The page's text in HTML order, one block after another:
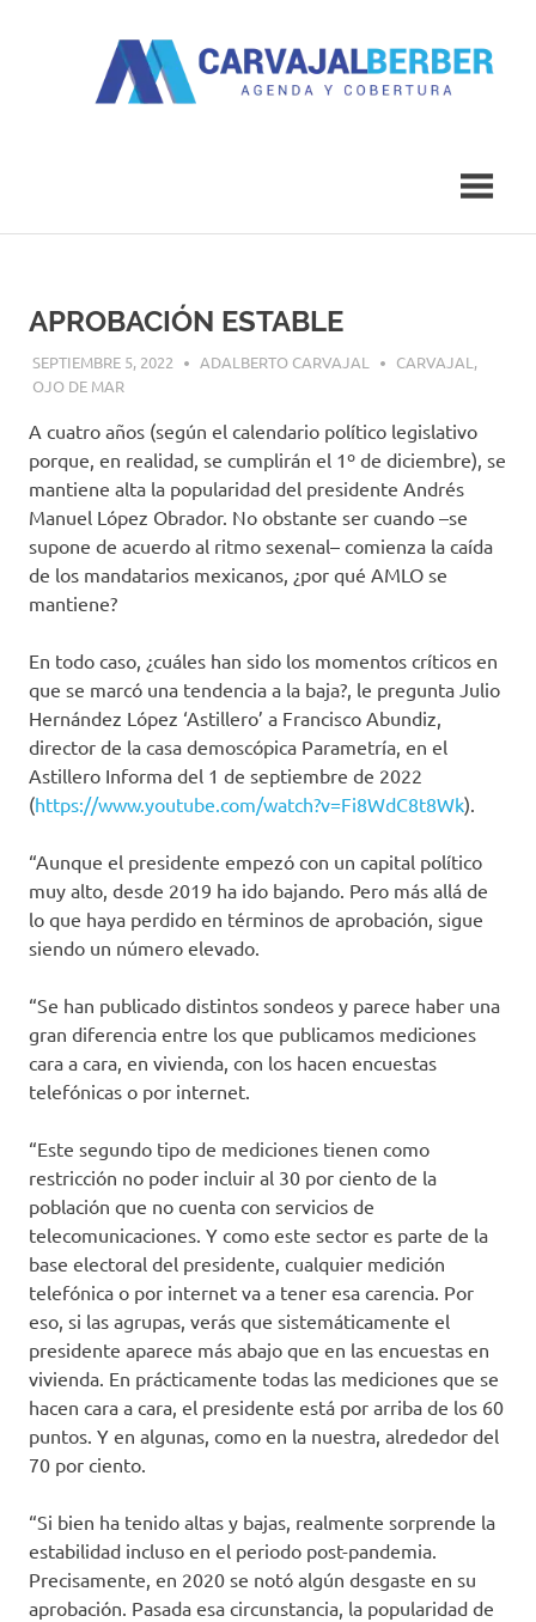
APROBACIÓN ESTABLE
SEPTIEMBRE 5, 2022 ADALBERTO CARVAJAL CARVAJAL ,
OJO DE MAR
A cuatro años (según el calendario político legislativo
porque, en realidad, se cumplirán el 1º de diciembre), se
mantiene alta la popularidad del presidente Andrés
Manuel López Obrador. No obstante ser cuando –se
supone de acuerdo al ritmo sexenal– comienza la caída
de los mandatarios mexicanos, ¿por qué AMLO se
mantiene?
En todo caso, ¿cuáles han sido los momentos críticos en
que se marcó una tendencia a la baja?, le pregunta Julio
Hernández López ‘Astillero’ a Francisco Abundiz,
director de la casa demoscópica Parametría, en el
Astillero Informa del 1 de septiembre de 2022
(https://www.youtube.com/watch?v=Fi8WdC8t8Wk).
“Aunque el presidente empezó con un capital político
muy alto, desde 2019 ha ido bajando. Pero más allá de
lo que haya perdido en términos de aprobación, sigue
siendo un número elevado.
“Se han publicado distintos sondeos y parece haber una
gran diferencia entre los que publicamos mediciones
cara a cara, en vivienda, con los hacen encuestas
telefónicas o por internet.
“Este segundo tipo de mediciones tienen como
restricción no poder incluir al 30 por ciento de la
población que no cuenta con servicios de
telecomunicaciones. Y como este sector es parte de la
base electoral del presidente, cualquier medición
telefónica o por internet va a tener esa carencia. Por
eso, si las agrupas, verás que sistemáticamente el
presidente aparece más abajo que en las encuestas en
vivienda. En prácticamente todas las mediciones que se
hacen cara a cara, el presidente está por arriba de los 60
puntos. Y en algunas, como en la nuestra, alrededor del
70 por ciento.
“Si bien ha tenido altas y bajas, realmente sorprende la
estabilidad incluso en el periodo post-pandemia.
Precisamente, en 2020 se notó algún desgaste en su
aprobación. Pasada esa circunstancia, la popularidad de